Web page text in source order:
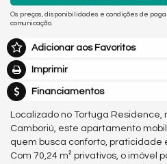
Os preços, disponibilidades e condições de
comunicação.
Adicionar aos Favoritos
Imprimir
Financiamentos
Localizado no Tortuga Residence,
Camboriú, este apartamento
quem busca conforto, praticidade
Com 70,24 m² privativos, o imóvel